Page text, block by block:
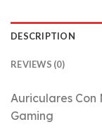
DESCRIPTION
REVIEWS (0)
Auriculares
Gaming